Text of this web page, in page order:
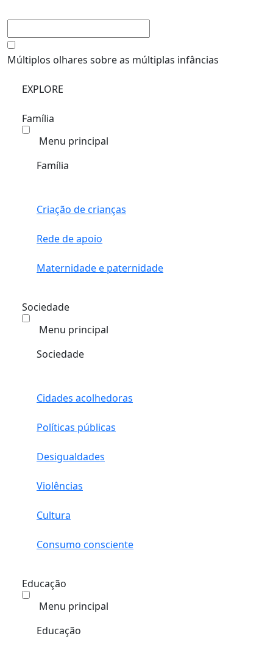
Múltiplos olhares sobre as múltiplas infâncias
EXPLORE
Família
Menu principal
Família
Criação de crianças
Rede de apoio
Maternidade e paternidade
Sociedade
Menu principal
Sociedade
Cidades acolhedoras
Políticas públicas
Desigualdades
Violências
Cultura
Consumo consciente
Educação
Menu principal
Educação